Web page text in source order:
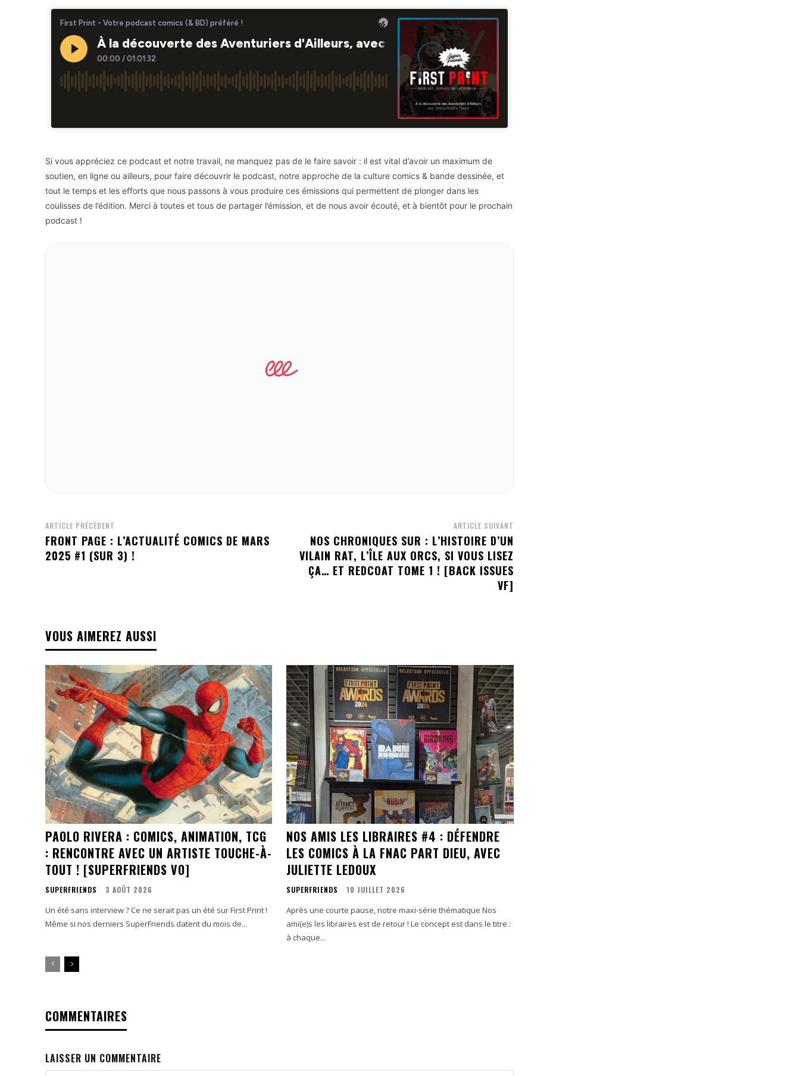
Si vous appréciez ce podcast et notre travail, ne manquez pas de le faire savoir : il est vital d’avoir un maximum de
soutien, en ligne ou ailleurs, pour faire découvrir le podcast, notre approche de la culture comics & bande dessinée, et
tout le temps et les efforts que nous passons à vous produire ces émissions qui permettent de plonger dans les
coulisses de l’édition. Merci à toutes et tous de partager l’émission, et de nous avoir écouté, et à bientôt pour le prochain
podcast !
ARTICLE PRÉCÉDENT
FRONT PAGE : L’ACTUALITÉ COMICS DE MARS
2025 #1 (SUR 3) !
ARTICLE SUIVANT
NOS CHRONIQUES SUR : L’HISTOIRE D’UN
VILAIN RAT, L’ÎLE AUX ORCS, SI VOUS LISEZ
ÇA… ET REDCOAT TOME 1 ! [BACK ISSUES
VF]
VOUS AIMEREZ AUSSI
PAOLO RIVERA : COMICS, ANIMATION, TCG
: RENCONTRE AVEC UN ARTISTE TOUCHE-À-
TOUT ! [SUPERFRIENDS VO]
SUPERFRIENDS 3 AOÛT 2026
Un été sans interview ? Ce ne serait pas un été sur First Print !
Même si nos derniers SuperFriends datent du mois de...
NOS AMIS LES LIBRAIRES #4 : DÉFENDRE
LES COMICS À LA FNAC PART DIEU, AVEC
JULIETTE LEDOUX
SUPERFRIENDS 10 JUILLET 2026
Après une courte pause, notre maxi-série thématique Nos
ami(e)s les libraires est de retour ! Le concept est dans le titre :
à chaque...
COMMENTAIRES
LAISSER UN COMMENTAIRE